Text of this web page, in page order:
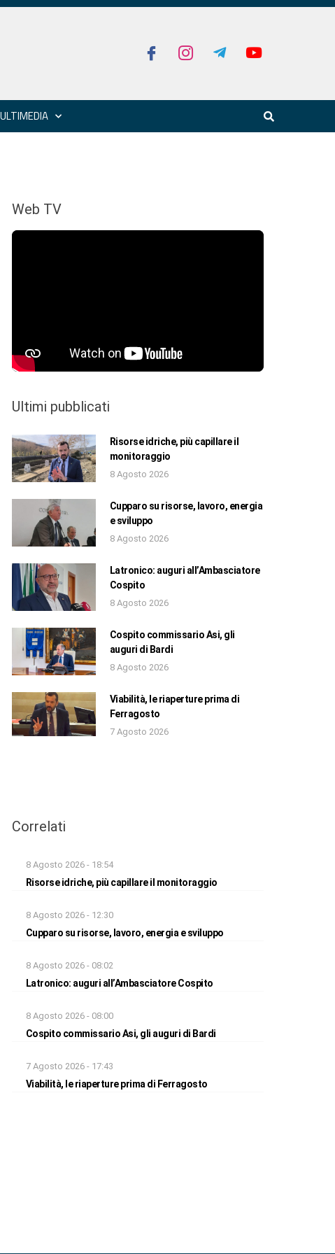
Web TV
Ultimi pubblicati
Risorse idriche, più capillare il
monitoraggio
8 Agosto 2026
Cupparo su risorse, lavoro, energia
e sviluppo
8 Agosto 2026
Latronico: auguri all’Ambasciatore
Cospito
8 Agosto 2026
Cospito commissario Asi, gli
auguri di Bardi
8 Agosto 2026
Viabilità, le riaperture prima di
Ferragosto
7 Agosto 2026
Correlati
8 Agosto 2026 - 18:54
Risorse idriche, più capillare il monitoraggio
8 Agosto 2026 - 12:30
Cupparo su risorse, lavoro, energia e sviluppo
8 Agosto 2026 - 08:02
Latronico: auguri all’Ambasciatore Cospito
8 Agosto 2026 - 08:00
Cospito commissario Asi, gli auguri di Bardi
7 Agosto 2026 - 17:43
Viabilità, le riaperture prima di Ferragosto